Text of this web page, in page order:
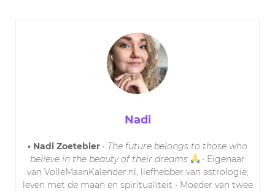
Nadi
• Nadi Zoetebier • The future belongs to those who
believe in the beauty of their dreams
• Eigenaar
van VolleMaanKalender.nl, liefhebber van astrologie,
leven met de maan en spiritualiteit • Moeder van twee